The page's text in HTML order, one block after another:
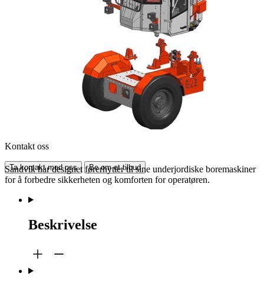
Kontakt oss
Ta kontakt med oss Be om et tilbud
Sandvik har designet førerhytter til sine underjordiske boremaskiner
for å forbedre sikkerheten og komforten for operatøren.
Beskrivelse